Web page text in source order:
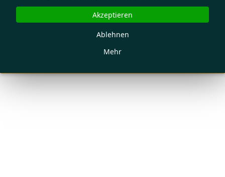
Mehr
Ablehnen
Akzeptieren